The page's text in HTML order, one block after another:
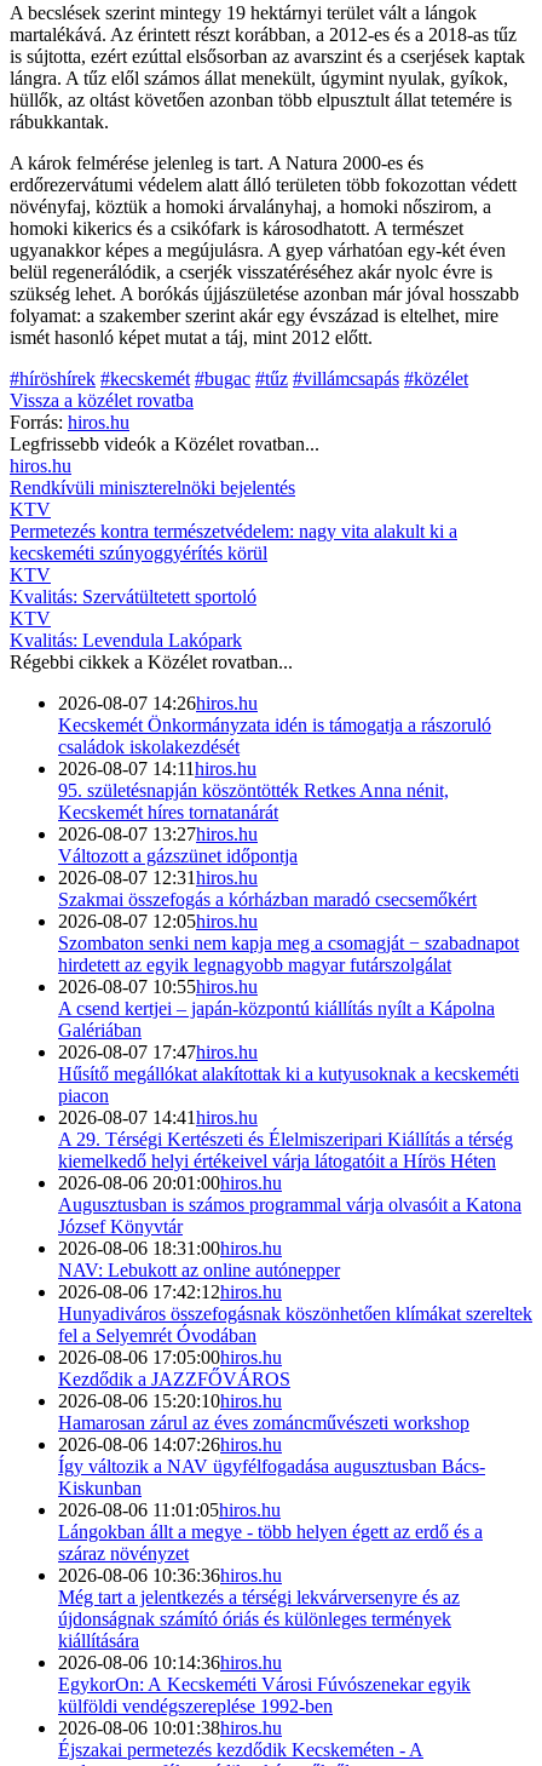
A becslések szerint mintegy 19 hektárnyi terület vált a lángok
martalékává. Az érintett részt korábban, a 2012-es és a 2018-as tűz
is sújtotta, ezért ezúttal elsősorban az avarszint és a cserjések kaptak
lángra. A tűz elől számos állat menekült, úgymint nyulak, gyíkok,
hüllők, az oltást követően azonban több elpusztult állat tetemére is
rábukkantak.
A károk felmérése jelenleg is tart. A Natura 2000-es és
erdőrezervátumi védelem alatt álló területen több fokozottan védett
növényfaj, köztük a homoki árvalányhaj, a homoki nőszirom, a
homoki kikerics és a csikófark is károsodhatott. A természet
ugyanakkor képes a megújulásra. A gyep várhatóan egy-két éven
belül regenerálódik, a cserjék visszatéréséhez akár nyolc évre is
szükség lehet. A borókás újjászületése azonban már jóval hosszabb
folyamat: a szakember szerint akár egy évszázad is eltelhet, mire
ismét hasonló képet mutat a táj, mint 2012 előtt.
#híröshírek #kecskemét #bugac #tűz #villámcsapás #közélet
Vissza a közélet rovatba
Forrás: hiros.hu
Legfrissebb videók a Közélet rovatban...
hiros.hu
Rendkívüli miniszterelnöki bejelentés
KTV
Permetezés kontra természetvédelem: nagy vita alakult ki a
kecskeméti szúnyoggyérítés körül
KTV
Kvalitás: Szervátültetett sportoló
KTV
Kvalitás: Levendula Lakópark
Régebbi cikkek a Közélet rovatban...
2026-08-07 14:26hiros.hu
Kecskemét Önkormányzata idén is támogatja a rászoruló
családok iskolakezdését
2026-08-07 14:11hiros.hu
95. születésnapján köszöntötték Retkes Anna nénit,
Kecskemét híres tornatanárát
2026-08-07 13:27hiros.hu
Változott a gázszünet időpontja
2026-08-07 12:31hiros.hu
Szakmai összefogás a kórházban maradó csecsemőkért
2026-08-07 12:05hiros.hu
Szombaton senki nem kapja meg a csomagját − szabadnapot
hirdetett az egyik legnagyobb magyar futárszolgálat
2026-08-07 10:55hiros.hu
A csend kertjei – japán-központú kiállítás nyílt a Kápolna
Galériában
2026-08-07 17:47hiros.hu
Hűsítő megállókat alakítottak ki a kutyusoknak a kecskeméti
piacon
2026-08-07 14:41hiros.hu
A 29. Térségi Kertészeti és Élelmiszeripari Kiállítás a térség
kiemelkedő helyi értékeivel várja látogatóit a Hírös Héten
2026-08-06 20:01:00hiros.hu
Augusztusban is számos programmal várja olvasóit a Katona
József Könyvtár
2026-08-06 18:31:00hiros.hu
NAV: Lebukott az online autónepper
2026-08-06 17:42:12hiros.hu
Hunyadiváros összefogásnak köszönhetően klímákat szereltek
fel a Selyemrét Óvodában
2026-08-06 17:05:00hiros.hu
Kezdődik a JAZZFŐVÁROS
2026-08-06 15:20:10hiros.hu
Hamarosan zárul az éves zománcművészeti workshop
2026-08-06 14:07:26hiros.hu
Így változik a NAV ügyfélfogadása augusztusban Bács-
Kiskunban
2026-08-06 11:01:05hiros.hu
Lángokban állt a megye - több helyen égett az erdő és a
száraz növényzet
2026-08-06 10:36:36hiros.hu
Még tart a jelentkezés a térségi lekvárversenyre és az
újdonságnak számító óriás és különleges termények
kiállítására
2026-08-06 10:14:36hiros.hu
EgykorOn: A Kecskeméti Városi Fúvószenekar egyik
külföldi vendégszereplése 1992-ben
2026-08-06 10:01:38hiros.hu
Éjszakai permetezés kezdődik Kecskeméten - A